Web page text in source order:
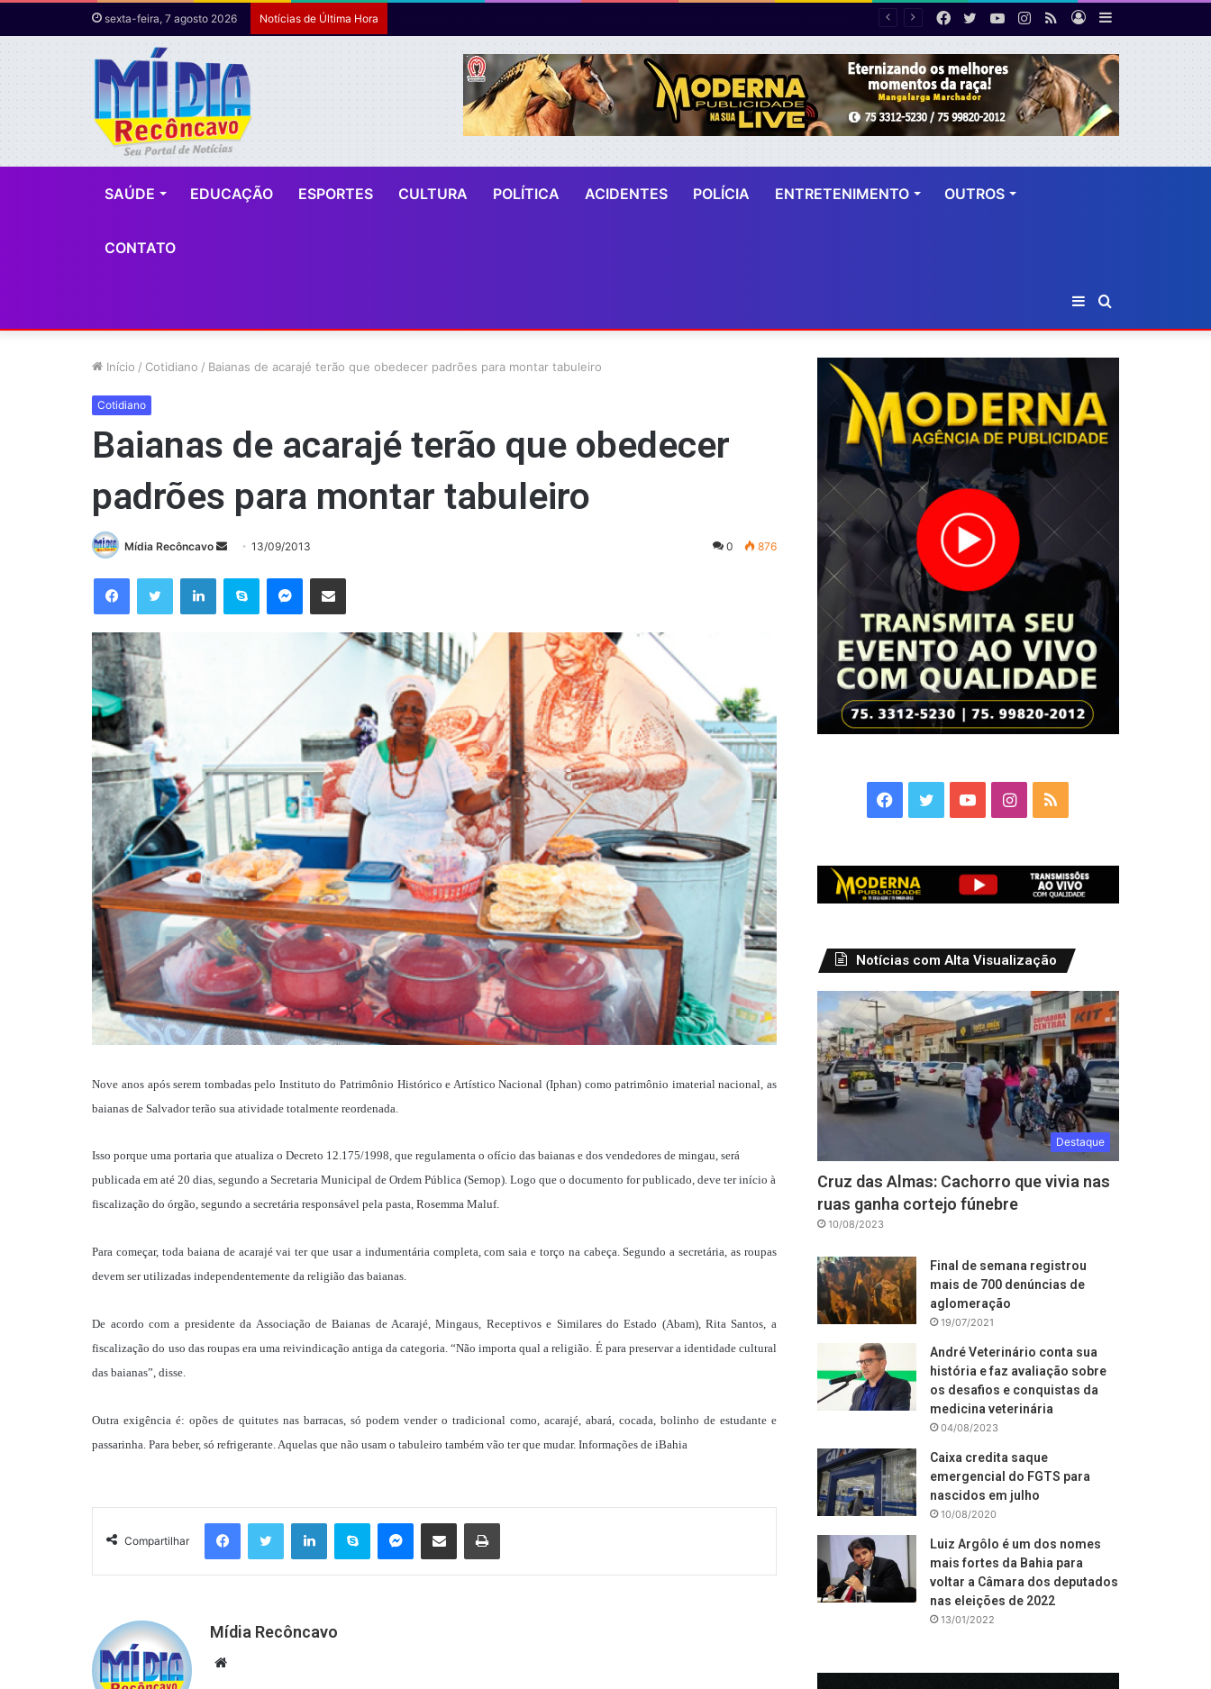
sexta-feira, 7 agosto 2026 Notícias de Última Hora
Barra
Lateral
Entrar
RSS
Instagram
YouTube
Twitter
Facebook
SAÚDE EDUCAÇÃO ESPORTES CULTURA POLÍTICA ACIDENTES POLÍCIA ENTRETENIMENTO OUTROS
CONTATO
por
Barra
Lateral
Início / Cotidiano / Baianas de acarajé terão que obedecer padrões para montar tabuleiro
Cotidiano
Baianas de acarajé terão que obedecer
padrões para montar tabuleiro
Mídia Recôncavo
Mande
e-
13/09/2013 0 876
FacebookTwitter LinkedinSkype Messenger
Compartilhar via e-mail
Nove anos após serem tombadas pelo Instituto do Patrimônio Histórico e Artístico Nacional (Iphan) como patrimônio imaterial nacional, as
baianas de Salvador terão sua atividade totalmente reordenada.
Isso porque uma portaria que atualiza o Decreto 12.175/1998, que regulamenta o ofício das baianas e dos vendedores de mingau, será
publicada em até 20 dias, segundo a Secretaria Municipal de Ordem Pública (Semop). Logo que o documento for publicado, deve ter início à
fiscalização do órgão, segundo a secretária responsável pela pasta, Rosemma Maluf.
Para começar, toda baiana de acarajé vai ter que usar a indumentária completa, com saia e torço na cabeça. Segundo a secretária, as roupas
devem ser utilizadas independentemente da religião das baianas.
De acordo com a presidente da Associação de Baianas de Acarajé, Mingaus, Receptivos e Similares do Estado (Abam), Rita Santos, a
fiscalização do uso das roupas era uma reivindicação antiga da categoria. “Não importa qual a religião. É para preservar a identidade cultural
das baianas”, disse.
Outra exigência é: opões de quitutes nas barracas, só podem vender o tradicional como, acarajé, abará, cocada, bolinho de estudante e
passarinha. Para beber, só refrigerante. Aquelas que não usam o tabuleiro também vão ter que mudar. Informações de iBahia
Compartilhar
FacebookTwitter LinkedinSkype Messenger
Compartilhar via e-mail Imprimir
Mídia Recôncavo
Website
Facebook
TwitterYouTubeInstagram
RSS
Notícias com Alta Visualização
Destaque
Cruz das Almas: Cachorro que vivia nas
ruas ganha cortejo fúnebre
10/08/2023
Final de semana registrou
mais de 700 denúncias de
aglomeração
19/07/2021
André Veterinário conta sua
história e faz avaliação sobre
os desafios e conquistas da
medicina veterinária
04/08/2023
Caixa credita saque
emergencial do FGTS para
nascidos em julho
10/08/2020
Luiz Argôlo é um dos nomes
mais fortes da Bahia para
voltar a Câmara dos deputados
nas eleições de 2022
13/01/2022